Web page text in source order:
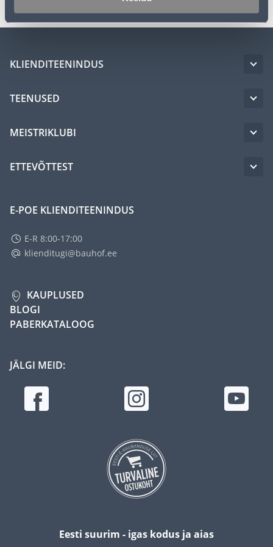
KLIENDITEENINDUS
TEENUSED
MEISTRIKLUBI
ETTEVÕTTEST
E-POE KLIENDITEENINDUS
E-R 8:00-17:00
klienditugi@bauhof.ee
KAUPLUSED
BLOGI
PABERKATALOOG
JÄLGI MEID:
Eesti suurim - igas kodus ja aias